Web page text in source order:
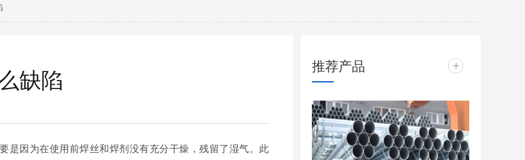
缺陷
是因为在使用前焊丝和焊剂没有充分干燥，残留了湿气。此
推荐产品 +